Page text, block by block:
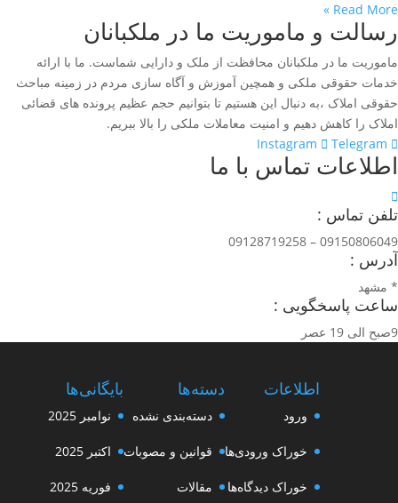
Read More »
رسالت و ماموریت ما در ملکبانان
ماموریت ما در ملکبانان محافظت از ملک و دارایی شماست. ما با ارائه
خدمات حقوقی ملکی و همچین آموزش و آگاه سازی مردم در زمینه مباحث
حقوقی املاک ،به دنبال این هستیم تا بتوانیم حجم عظیم پرونده های قضائی
املاک را کاهش دهیم و امنیت معاملات ملکی را بالا ببریم.
Instagram
Telegram
اطلاعات تماس با ما
تلفن تماس :
09150806049 – 09128719258
آدرس :
* مشهد
ساعت پاسخگویی :
9صبح الی 19 عصر
بایگانی‌ها
نوامبر 2025
اکتبر 2025
فوریه 2025
دسته‌ها
دسته‌بندی نشده
قوانین و مصوبات
مقالات
اطلاعات
ورود
خوراک ورودی‌ها
خوراک دیدگاه‌ها